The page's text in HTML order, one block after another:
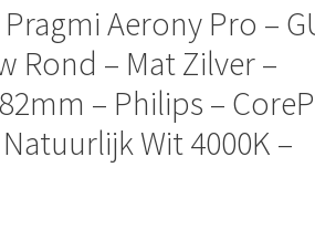
Aerony Pro –
Rond – Mat Zilver –
– Philips –
Natuurlijk Wit 4000K –